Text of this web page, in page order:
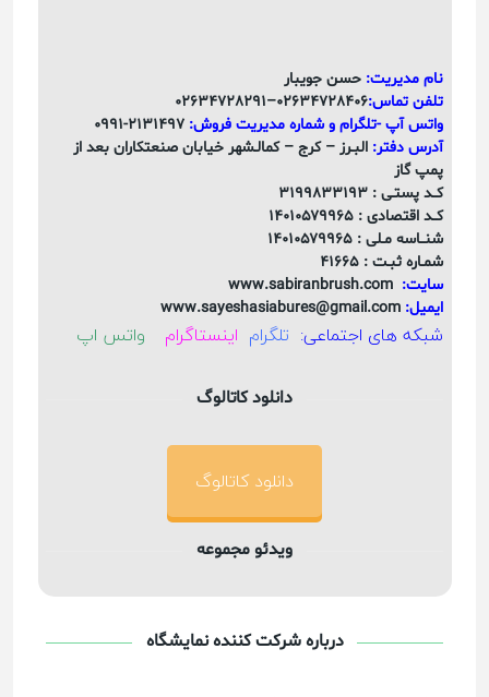
نام مدیریت: حسن جویبار
تلفن تماس:۰۲۶۳۴۷۲۸۴۰۶–۰۲۶۳۴۷۲۸۲۹۱
واتس آپ -تلگرام و شماره مدیریت فروش: ۲۱۳۱۴۹۷-۰۹۹۱
آدرس دفتر: البـرز – کرج – کمالـشهر خیابان صنعتکاران بعد از
پمپ گاز
کــد پستـی : ۳۱۹۹۸۳۳۱۹۳
کــد اقتصادی : ۱۴۰۱۰۵۷۹۹۶۵
شنــاسه مـلی : ۱۴۰۱۰۵۷۹۹۶۵
شمـاره ثبـت : ۴۱۶۶۵
سایت: www.sabiranbrush.com
ایمیل: www.sayeshasiabures@gmail.com
شبکه های اجتماعی: تلگرام اینستاگرام واتس اپ
دانلود کاتالوگ
دانلود کاتالوگ
ویدئو مجموعه
درباره شرکت کننده نمایشگاه